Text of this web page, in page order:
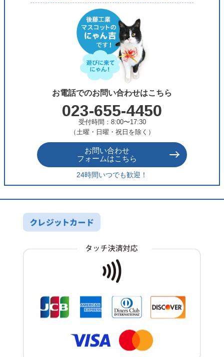
お電話でのお問い合わせはこちら
023-655-4450
受付時間：8:00〜17:30
（土曜・日曜・祝日を除く）
お問い合わせ
フォームはこちら
24時間いつでも歓迎！